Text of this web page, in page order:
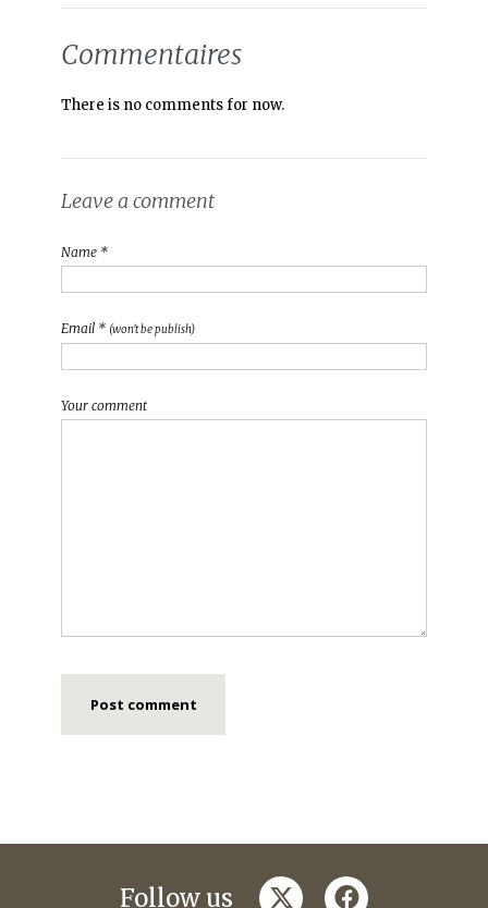
Commentaires
There is no comments for now.
Leave a comment
Name *
Email * (won't be publish)
Your comment
Follow us twitterfacebook